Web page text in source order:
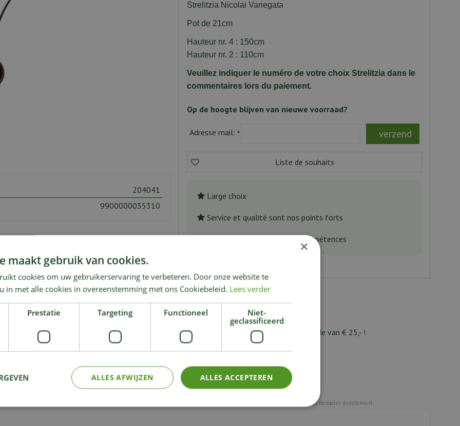
Strelitzia Nicolai Variegata
Pot de 21cm
Hauteur nr. 4 : 150cm
Hauteur nr. 2 : 110cm
Veuillez indiquer le numéro de votre choix Strelitzia dans le
commentaires lors du paiement.
Op de hoogte blijven van nieuwe voorraad?
Adresse mail: *
Large choix
Service et qualité sont nos points forts
Avec les meilleurs soins et compétences
204041
9900000035310
Nicolai Variegata"
het artikel"Strelitzia Nicolai Variegata"
en maak kans op een Nationale Tuinbon ter waarde van € 25,- !
la livraison, etc. Si vous voulez partager votre opinion sur notre service, qu’elle soit positive ou négative, vous pouvez nous contacter directement.
×
maakt gebruik van cookies.
cookies om uw gebruikerservaring te verbeteren. Door onze website te
in met alle cookies in overeenstemming met ons Cookiebeleid. Lees verder
Prestatie Targeting Functioneel
Niet-
geclassificeerd
ALLES ACCEPTEREN
ALLES AFWIJZEN